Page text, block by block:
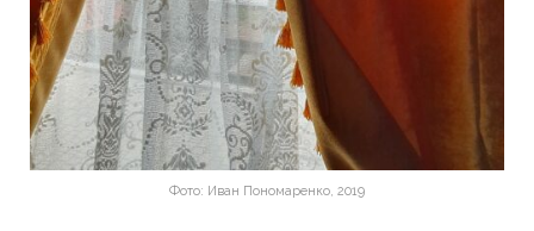
Фото: Иван Пономаренко, 2019